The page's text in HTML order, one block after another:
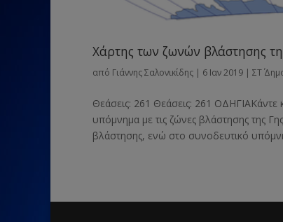
Χάρτης των ζωνών βλάστησης
από Γιάννης Σαλονικίδης | 6 Ιαν 2019 | ΣΤ΄
Θεάσεις: 261 Θεάσεις: 261 ΟΔΗΓΙΑΚάντε
υπόμνημα με τις ζώνες βλάστησης της
βλάστησης, ενώ στο συνοδευτικό